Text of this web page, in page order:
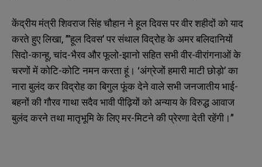
केंद्रीय मंत्री शिवराज सिंह चौहान ने हूल दिवस पर वीर शहीदों को याद
करते हुए लिखा, ”’हूल दिवस’ पर संथाल विद्रोह के अमर बलिदानियों
सिदो-कान्हू, चांद-भैरव और फूलो-झानो सहित सभी वीर-वीरांगनाओं के
चरणों में कोटि-कोटि नमन करता हूं। ‘अंग्रेजों हमारी माटी छोड़ो’ का
नारा बुलंद कर विद्रोह का बिगुल फूंक देने वाले सभी जनजातीय भाई-
बहनों की गौरव गाथा सदैव भावी पीढ़ियों को अन्याय के विरुद्ध आवाज
बुलंद करने तथा मातृभूमि के लिए मर-मिटने की प्रेरणा देती रहेंगी।”